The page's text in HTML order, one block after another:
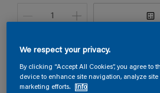
Vind een
We respect your privacy.
By clicking “Accept All Cookies”, you agree to
device to enhance site navigation, analyze
marketing efforts.
Info